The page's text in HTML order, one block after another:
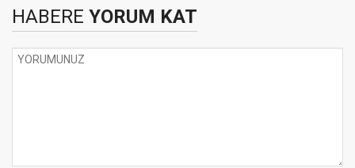
HABERE YORUM KAT